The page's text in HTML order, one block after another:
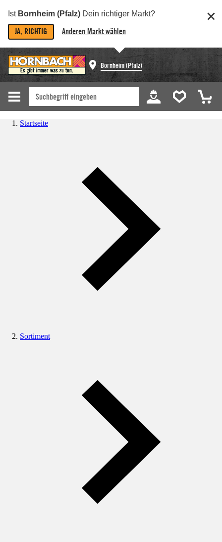
Ist Bornheim (Pfalz) Dein richtiger Markt?
JA, RICHTIG Anderen Markt wählen
Bornheim (Pfalz)
Startseite
Sortiment